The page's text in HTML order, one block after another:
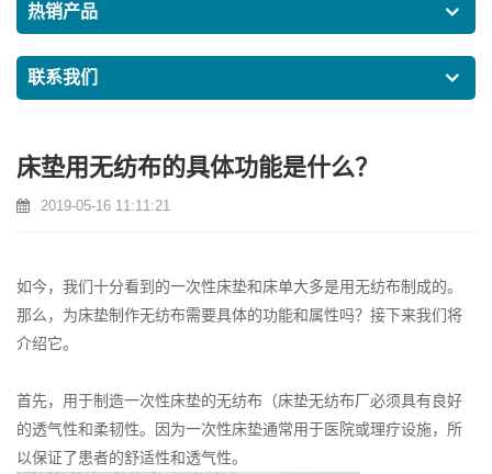
热销产品
联系我们
床垫用无纺布的具体功能是什么？
2019-05-16 11:11:21
如今，我们十分看到的一次性床垫和床单大多是用无纺布制成的。
那么，为床垫制作无纺布需要具体的功能和属性吗？接下来我们将
介绍它。
首先，用于制造一次性床垫的无纺布（床垫无纺布厂必须具有良好
的透气性和柔韧性。因为一次性床垫通常用于医院或理疗设施，所
以保证了患者的舒适性和透气性。